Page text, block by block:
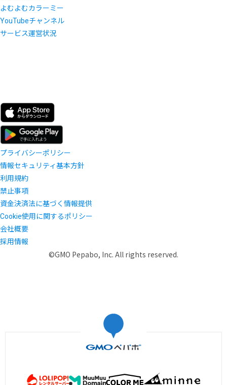
よむよむカラーミー
YouTubeチャンネル
サービス運営状況
プライバシーポリシー
情報セキュリティ基本方針
利用規約
禁止事項
資金決済法に基づく情報提供
Cookie使用に関するポリシー
会社概要
採用情報
©GMO Pepabo, Inc. All rights reserved.